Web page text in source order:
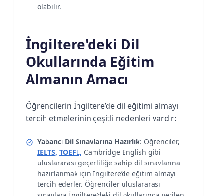
olabilir.
İngiltere'deki Dil
Okullarında Eğitim
Almanın Amacı
Öğrencilerin İngiltere’de dil eğitimi almayı
tercih etmelerinin çeşitli nedenleri vardır:
Yabancı Dil Sınavlarına Hazırlık: Öğrenciler,
IELTS, TOEFL, Cambridge English gibi
uluslararası geçerliliğe sahip dil sınavlarına
hazırlanmak için İngiltere’de eğitim almayı
tercih ederler. Öğrenciler uluslararası